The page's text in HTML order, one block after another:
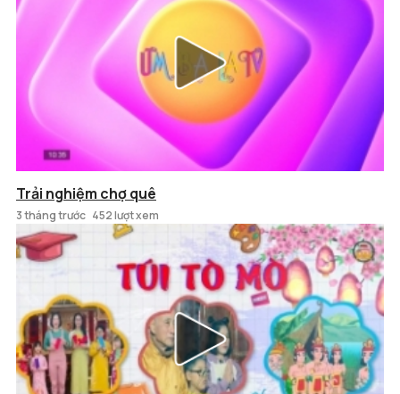
Trải nghiệm chợ quê
3 tháng trước 452 lượt xem